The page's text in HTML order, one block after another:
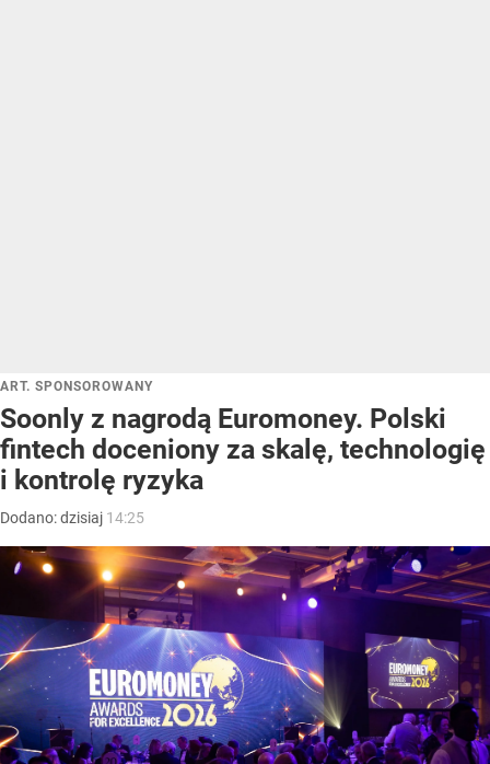
ART. SPONSOROWANY
Soonly z nagrodą Euromoney. Polski
fintech doceniony za skalę, technologię
i kontrolę ryzyka
Dodano:dzisiaj 14:25